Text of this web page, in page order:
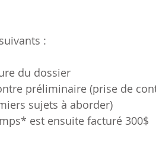
:
du dossier
préliminaire (prise de
sujets à aborder)
est ensuite facturé 300$